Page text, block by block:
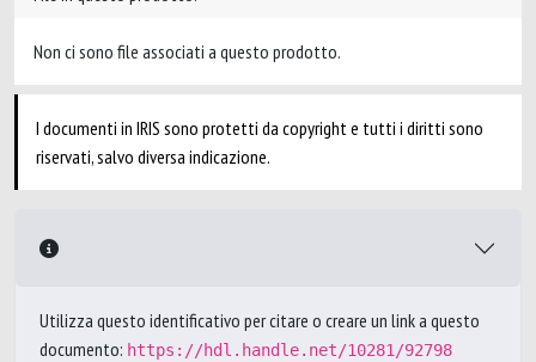
Non ci sono file associati a questo prodotto.
I documenti in IRIS sono protetti da copyright e tutti i diritti sono
riservati, salvo diversa indicazione.
Utilizza questo identificativo per citare o creare un link a questo
documento: https://hdl.handle.net/10281/92798